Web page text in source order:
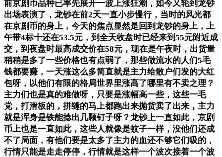
前京剧币品种已率先展开一波上涨狂潮，如今又轮到龙钞
出场表演了，龙钞在前2天一直小步慢行，当时的风光都
在京剧币的身上，今天的焦点显然是回到龙钞的身上，上
午带4标十还在53.5元，到全天收盘时已经来到55元附近成
交，到夜盘时最高成交价在58元，现在是午夜时，出货量
稍稍是多了一些价格也有点弱了，那些做流水的人们5毛
钱都要赚，一天涨这么多简直就是主力给散户们发的大红
包呀，以他们有限的格局世界里涨高了哪里有不卖之理？
主力们也是真的难做呀，只要是涨幅高一些，这些一毛
党，打滑板的，拼缝的马上都跑出来抛货卖了出来，主力
就是浑身是铁能捻出几颗钉子呀？龙钞上一直如此，京剧
币上也是一直如此，这些人就像是蚊子一样，没他们还成
不了局面，有他们要是太多了主力的血还不够它们吸的，
行情只能是走走停停，行情就是这样一个波次接着一个波